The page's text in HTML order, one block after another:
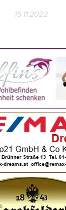
15.11.2022